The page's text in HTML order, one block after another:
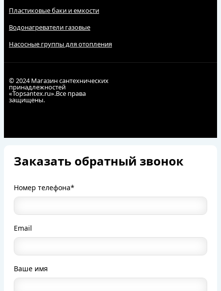
Пластиковые баки и емкости
Водонагреватели газовые
Насосные группы для отопления
© 2024 Магазин сантехнических
принадлежностей
«Topsantex.ru».Все права
защищены.
Заказать обратный звонок
Номер телефона*
Email
Ваше имя